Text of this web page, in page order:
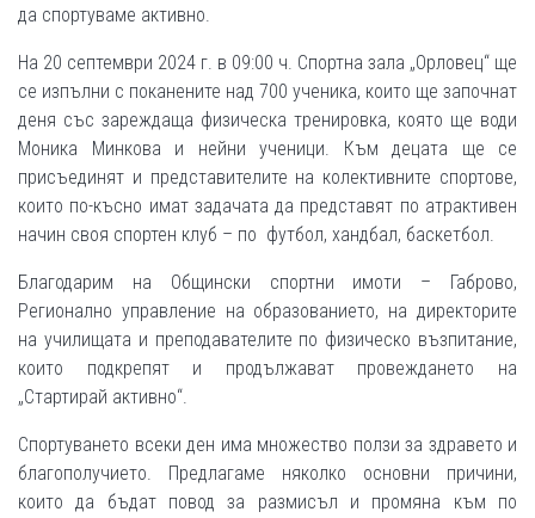
да спортуваме активно.
На 20 септември 2024 г. в 09:00 ч. Спортна зала „Орловец“ ще
се изпълни с поканените над 700 ученика, които ще започнат
деня със зареждаща физическа тренировка, която ще води
Моника Минкова и нейни ученици. Към децата ще се
присъединят и представителите на колективните спортове,
които по-късно имат задачата да представят по атрактивен
начин своя спортен клуб – по футбол, хандбал, баскетбол.
Благодарим на Общински спортни имоти – Габрово,
Регионално управление на образованието, на директорите
на училищата и преподавателите по физическо възпитание,
които подкрепят и продължават провеждането на
„Стартирай активно“.
Спортуването всеки ден има множество ползи за здравето и
благополучието. Предлагаме няколко основни причини,
които да бъдат повод за размисъл и промяна към по